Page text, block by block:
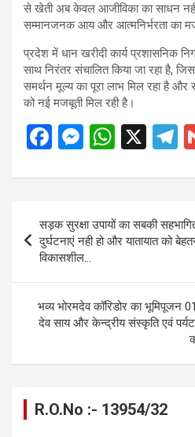
से खेती अब केवल आजीविका का साधन
सम्मानजनक आय और आत्मनिर्भरता का
प्रदेश में धान खरीदी कार्य प्रशासनिक
साथ निरंतर संचालित किया जा रहा है,
समर्थन मूल्य का पूरा लाभ मिल रहा है और
को नई मजबूती मिल रही है।
F
ce
o
o
k
M
se
g
er
W
at
s
A
p
X
T
e
gr
a
navigation
सड़क सुरक्षा उपायों का सबकी
दुर्घटनाएं नही हो और यातायात को
विकासशील…
भव्य भोरमदेव कॉरिडोर का भूमिपूजन
देव साय और केन्द्रीय संस्कृति एवं
R.O.No :- 13954/32